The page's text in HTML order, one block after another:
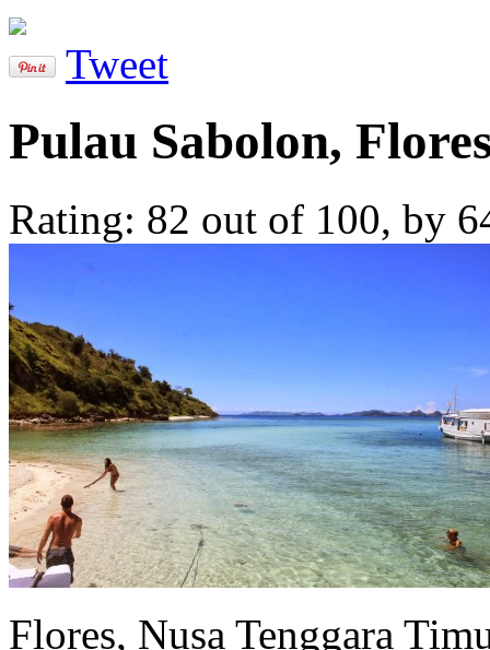
Tweet
Pulau Sabolon,
Rating: 82 out of 100, by
Flores, Nusa Tenggara